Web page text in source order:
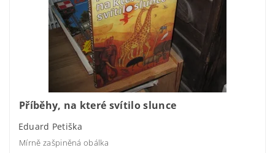
Příběhy, na které svítilo slunce
Eduard Petiška
Mírně zašpiněná obálka